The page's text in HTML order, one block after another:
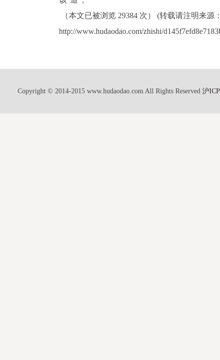
（本文已被浏览 29384 次） (转载请注明来源
http://www.hudaodao.com/zhishi/
Copyright © 2014-2015 www.hudaodao.com All Rights Reserved 沪